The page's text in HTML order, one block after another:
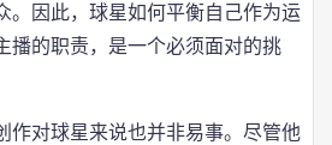
。因此，球星如何平衡自己作为运
播的职责，是一个必须面对的挑
作对球星来说也并非易事。尽管他